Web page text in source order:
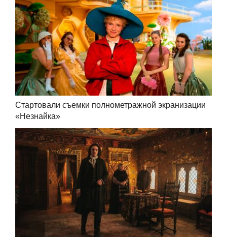
Стартовали съемки полнометражной экранизации
«Незнайка»